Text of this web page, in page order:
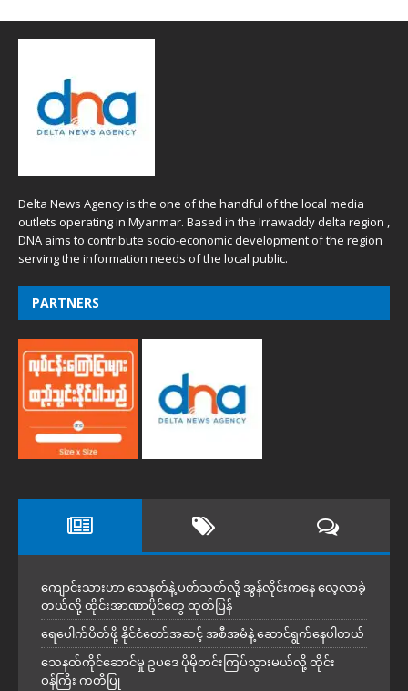
Delta News Agency is the one of the handful of the local media
outlets operating in Myanmar. Based in the Irrawaddy delta region ,
DNA aims to contribute socio-economic development of the region
serving the information needs of the local public.
PARTNERS
ကျောင်းသားဟာ သေနတ်နဲ့ ပတ်သတ်လို့ အွန်လိုင်းကနေ လေ့လာခဲ့
တယ်လို့ ထိုင်းအာဏာပိုင်တွေ ထုတ်ပြန်
ရေပေါက်ပိတ်ဖို့ နိုင်ငံတော်အဆင့် အစီအမံနဲ့ ဆောင်ရွက်နေပါတယ်
သေနတ်ကိုင်ဆောင်မှု ဥပဒေ ပိုမိုတင်းကြပ်သွားမယ်လို့ ထိုင်း
ဝန်ကြီး ကတိပြု